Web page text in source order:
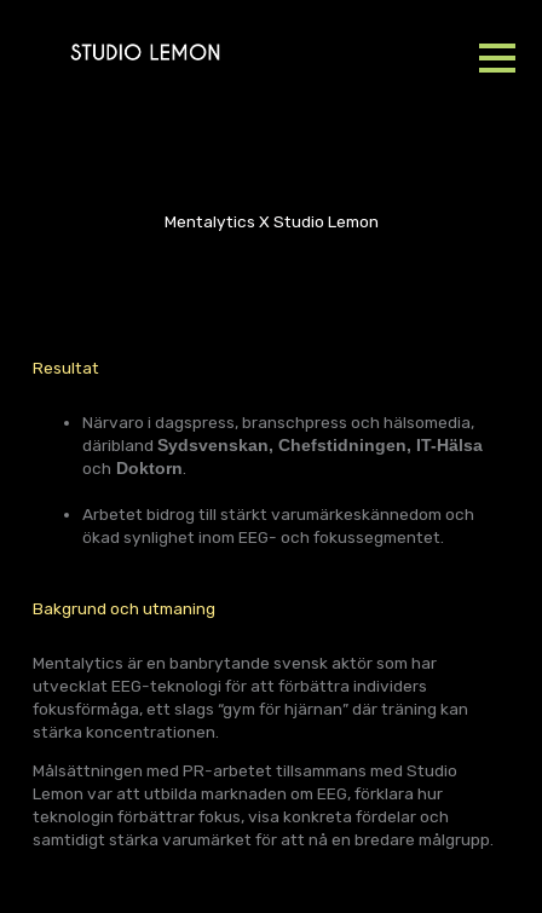
Mentalytics X Studio Lemon
Resultat
Närvaro i dagspress, branschpress och hälsomedia,
däriblandSydsvenskan, Chefstidningen, IT-Hälsa
och Doktorn
Arbetet bidrog till stärkt varumärkeskännedom och
ökad synlighet inom EEG- och fokussegmentet.
Bakgrund och utmaning
Mentalytics är en banbrytande svensk aktör som har
utvecklat EEG-teknologi för att förbättra individers
fokusförmåga, ett slags “gym för hjärnan” där träning kan
stärka koncentrationen.
Målsättningen med PR-arbetet tillsammans med Studio
Lemon var att utbilda marknaden om EEG, förklara hur
teknologin förbättrar fokus, visa konkreta fördelar och
samtidigt stärka varumärket för att nå en bredare målgrupp.